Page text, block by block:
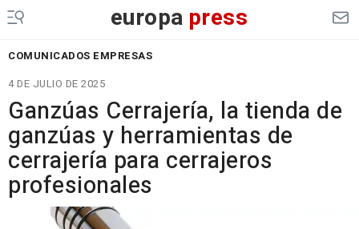
europa press
COMUNICADOS EMPRESAS
4 DE JULIO DE 2025
Ganzúas Cerrajería, la tienda de
ganzúas y herramientas de
cerrajería para cerrajeros
profesionales